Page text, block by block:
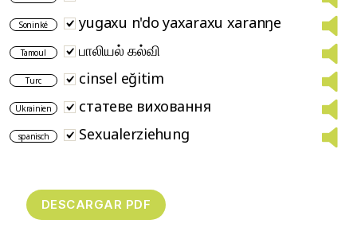
Soninké yugaxu n'do yaxaraxu xaranŋe
Tamoul பாலியல் கல்வி
Turc cinsel eğitim
Ukrainien статеве виховання
spanisch Sexualerziehung